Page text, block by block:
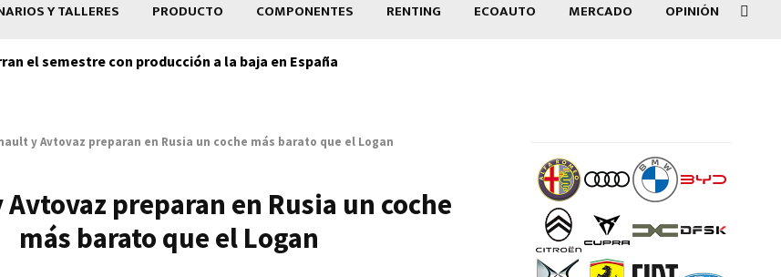
Y TALLERES PRODUCTO COMPONENTES RENTING ECOAUTO MERCADO OPINIÓN
el semestre con producción a la baja en España
y Avtovaz preparan en Rusia un coche más barato que el Logan
preparan en Rusia un coche
más barato que el Logan